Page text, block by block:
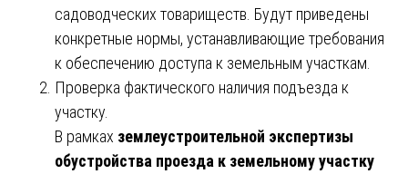
садоводческих товариществ. Будут приведены
конкретные нормы, устанавливающие требования
к обеспечению доступа к земельным участкам.
Проверка фактического наличия подъезда к
участку.
В рамках землеустроительной экспертизы
обустройства проезда к земельному участку